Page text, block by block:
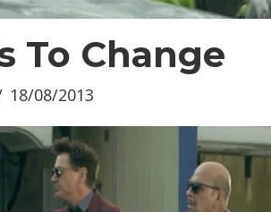
To Change
18/08/2013